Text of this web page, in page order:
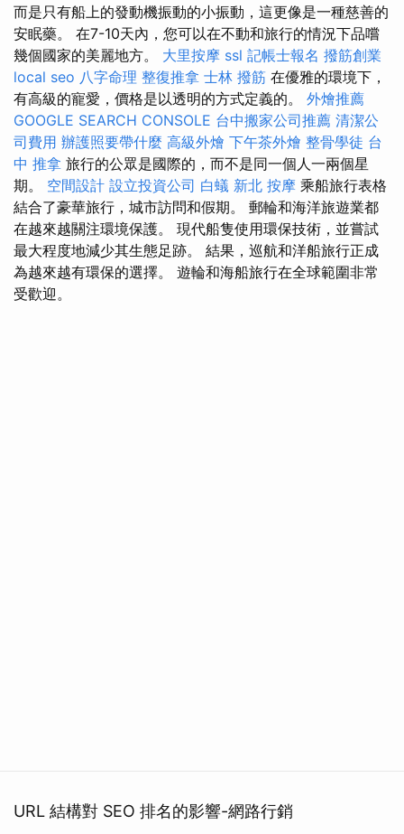
而是只有船上的發動機振動的小振動，這更像是一種慈善的
安眠藥。 在7-10天內，您可以在不動和旅行的情況下品嚐
幾個國家的美麗地方。 大里按摩 ssl 記帳士報名 撥筋創業
local seo 八字命理 整復推拿 士林 撥筋 在優雅的環境下，
有高級的寵愛，價格是以透明的方式定義的。 外燴推薦
GOOGLE SEARCH CONSOLE 台中搬家公司推薦 清潔公
司費用 辦護照要帶什麼 高級外燴 下午茶外燴 整骨學徒 台
中 推拿 旅行的公眾是國際的，而不是同一個人一兩個星
期。 空間設計 設立投資公司 白蟻 新北 按摩 乘船旅行表格
結合了豪華旅行，城市訪問和假期。 郵輪和海洋旅遊業都
在越來越關注環境保護。 現代船隻使用環保技術，並嘗試
最大程度地減少其生態足跡。 結果，巡航和洋船旅行正成
為越來越有環保的選擇。 遊輪和海船旅行在全球範圍非常
受歡迎。
URL 結構對 SEO 排名的影響-網路行銷